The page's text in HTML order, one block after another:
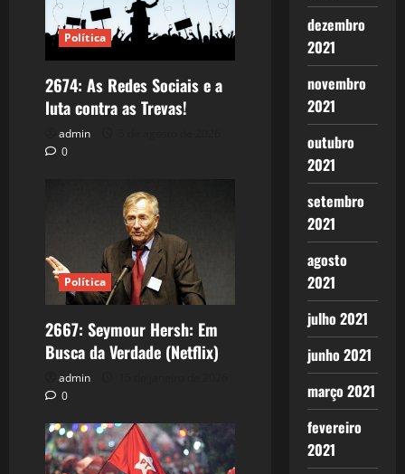
Política
2674: As Redes Sociais e a
luta contra as Trevas!
admin
0
Política
2667: Seymour Hersh: Em
Busca da Verdade (Netflix)
admin
0
dezembro
2021
novembro
2021
outubro
2021
setembro
2021
agosto
2021
julho 2021
junho 2021
março 2021
fevereiro
2021